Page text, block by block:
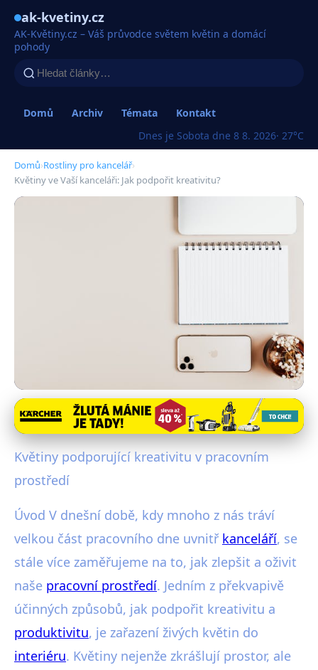
ak-kvetiny.cz
AK-Květiny.cz – Váš průvodce světem květin a domácí
pohody
Domů Archiv Témata
Kontakt
Dnes je Sobota dne 8 8. 2026· 27°C
Domů›Rostliny pro kancelář›
Květiny ve Vaší kanceláři: Jak podpořit kreativitu?
Rostliny pro kancelář
Květiny ve Vaší kanceláři: Jak
podpořit kreativitu?
Květiny podporující kreativitu v pracovním
prostředí
Úvod V dnešní době, kdy mnoho z nás tráví
velkou část pracovního dne uvnitř kanceláří, se
stále více zaměřujeme na to, jak zlepšit a oživit
naše pracovní prostředí. Jedním z překvapivě
účinných způsobů, jak podpořit kreativitu a
produktivitu, je zařazení živých květin do
interiéru. Květiny nejenže zkrášlují prostor, ale